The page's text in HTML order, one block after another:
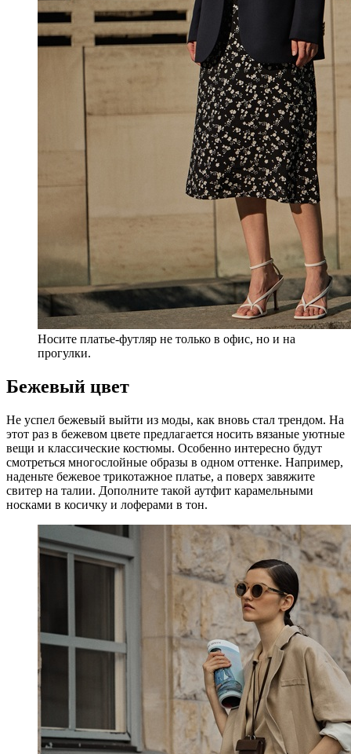
Носите платье-футляр не только в офис, но и на
прогулки.
Бежевый цвет
Не успел бежевый выйти из моды, как вновь стал трендом. На
этот раз в бежевом цвете предлагается носить вязаные уютные
вещи и классические костюмы. Особенно интересно будут
смотреться многослойные образы в одном оттенке. Например,
наденьте бежевое трикотажное платье, а поверх завяжите
свитер на талии. Дополните такой аутфит карамельными
носками в косичку и лоферами в тон.